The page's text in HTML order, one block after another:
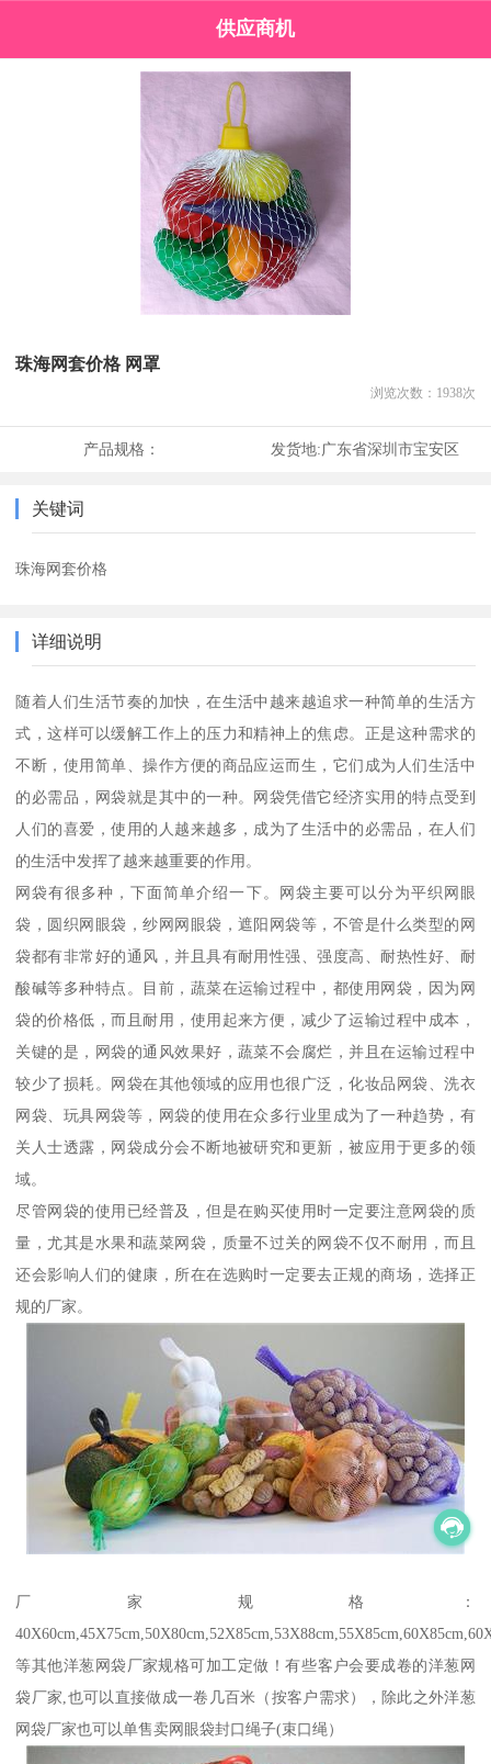
供应商机
珠海网套价格 网罩
浏览次数： 1938次
产品规格： 发货地:广东省深圳市宝安区
关键词
珠海网套价格
详细说明
随着人们生活节奏的加快，在生活中越来越追求一种简单的生活方
式，这样可以缓解工作上的压力和精神上的焦虑。正是这种需求的
不断，使用简单、操作方便的商品应运而生，它们成为人们生活中
的必需品，网袋就是其中的一种。网袋凭借它经济实用的特点受到
人们的喜爱，使用的人越来越多，成为了生活中的必需品，在人们
的生活中发挥了越来越重要的作用。
网袋有很多种，下面简单介绍一下。网袋主要可以分为平织网眼
袋，圆织网眼袋，纱网网眼袋，遮阳网袋等，不管是什么类型的网
袋都有非常好的通风，并且具有耐用性强、强度高、耐热性好、耐
酸碱等多种特点。目前，蔬菜在运输过程中，都使用网袋，因为网
袋的价格低，而且耐用，使用起来方便，减少了运输过程中成本，
关键的是，网袋的通风效果好，蔬菜不会腐烂，并且在运输过程中
较少了损耗。网袋在其他领域的应用也很广泛，化妆品网袋、洗衣
网袋、玩具网袋等，网袋的使用在众多行业里成为了一种趋势，有
关人士透露，网袋成分会不断地被研究和更新，被应用于更多的领
域。
尽管网袋的使用已经普及，但是在购买使用时一定要注意网袋的质
量，尤其是水果和蔬菜网袋，质量不过关的网袋不仅不耐用，而且
还会影响人们的健康，所在在选购时一定要去正规的商场，选择正
规的厂家。
厂家规格：
等其他洋葱网袋厂家规格可加工定做！有‪些客户会要成卷的洋葱网
袋厂家,也可以直接做成一卷几百米（按客户需求），除此之外洋葱
网袋厂家也可以单售卖网眼袋封口绳子(束口绳）